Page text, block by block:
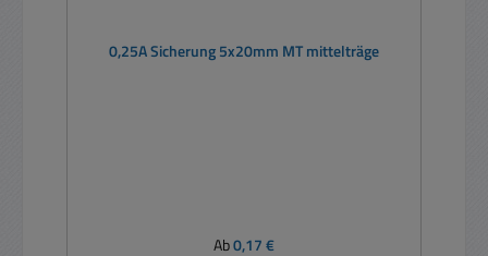
0,25A Sicherung 5x20mm MT mittelträge
Regulärer Preis:
Ab0,17 €